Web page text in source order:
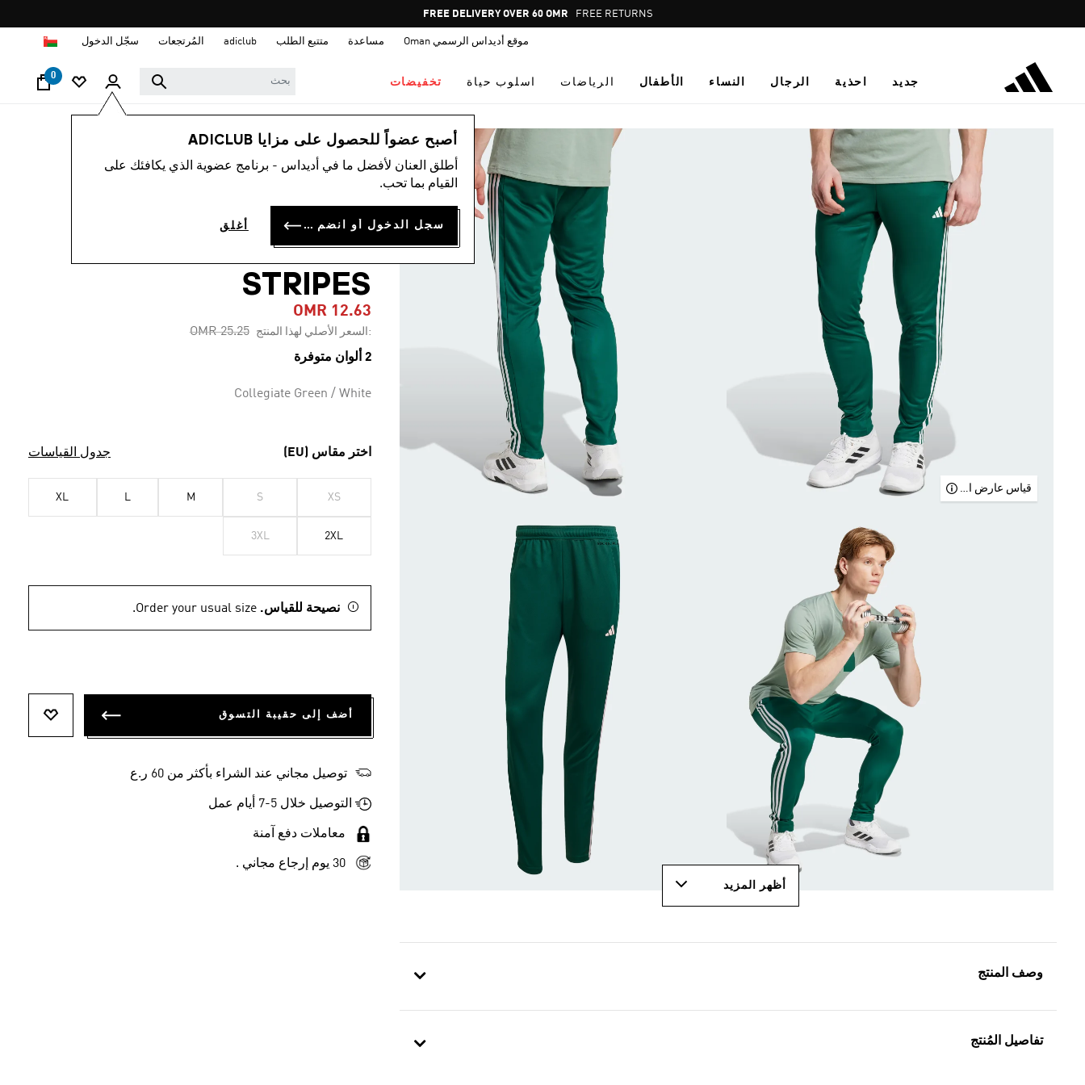
Pause
promotion
FREE RETURNS
موقع أديداس الرسمي Oman مساعدة متتبع الطلب adiclub المُرتجعات سجّل الدخول
جديد احذية الرجال النساء الأطفال الرياضات اسلوب حياة تخفيضات
0
أصبح عضواً للحصول على مزايا ADICLUB
أطلق العنان لأفضل ما في أديداس - برنامج عضوية الذي يكافئك على
القيام بما تحب.
سجل الدخول أو انضم الآن أغلق
قياس عارض الأزياء
أظهر المزيد
وصف المنتج
تفاصيل المُنتج
الرجال ملابس
ESSENTIALS 3-
STRIPES
OMR 12.63
:السعر الأصلي لهذا المنتج Price reduced from
OMR 25.25
to
2 ألوان متوفرة
Collegiate Green / White
اختر مقاس (EU) جدول القياسات
XS
S
M
L
XL
2XL
3XL
نصيحة للقياس.Order your usual size.
أضف إلى حقيبة التسوق
توصيل مجاني عند الشراء بأكثر من 60 ر.ع
التوصيل خلال 5-7 أيام عمل
معاملات دفع آمنة
30 يوم إرجاع مجاني .